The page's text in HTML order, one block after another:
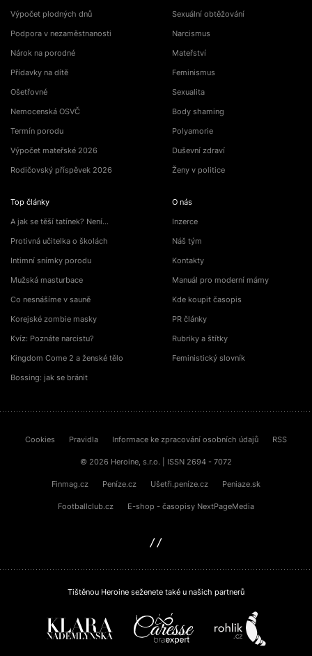
Výpočet plodných dnů
Podpora v nezaměstnanosti
Nárok na porodné
Přídavky na dítě
Ošetřovné
Nemocenská OSVČ
Termín porodu
Výpočet mateřské 2026
Rodičovský příspěvek 2026
Top články
A jak se těší tatínek? Není…
Protivná učitelka o školách
Intimní snímky porodu
Mužská masturbace
Co nesnášíme v sauně
Korejské zombie masky
Kvíz: Poznáte narcistu?
Kingdom Come 2 a ženské tělo
Bossing: jak se bránit
Sexuální obtěžování
Narcismus
Mateřství
Feminismus
Sexualita
Body shaming
Polyamorie
Duševní zdraví
Ženy v politice
O nás
Inzerce
Náš tým
Kontakty
Manuál pro moderní mámy
Kde koupit časopis
PR články
Rubriky a štítky
Feministický slovník
Cookies Pravidla Informace ke zpracování osobních údajů RSS
© 2026 Heroine, s.r.o. | ISSN 2694 - 7072
Finmag.cz Peníze.cz Ušetři.peníze.cz Peniaze.sk
Footballclub.cz E-shop - časopisy NextPageMedia
Tištěnou Heroine seženete také u našich partnerů